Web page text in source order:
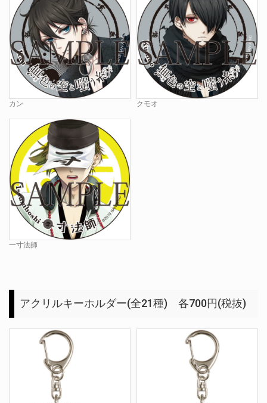
カン クモオ
一寸法師
アクリルキーホルダー(全21種) 各700円(税抜)